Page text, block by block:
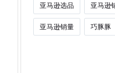
亚马逊选品 亚马逊
亚马逊销量 巧豚豚